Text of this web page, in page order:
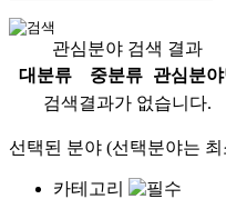
관심분야 검색 결과
대분류
중분류
관심분
검색결과가 없습니다.
선택된 분야 (선택분야는
카테고리